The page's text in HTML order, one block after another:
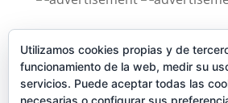
Publicidad
Utilizamos cookies propias y de
funcionamiento de la web, medir su
servicios. Puede aceptar todas las
necesarias o configurar sus